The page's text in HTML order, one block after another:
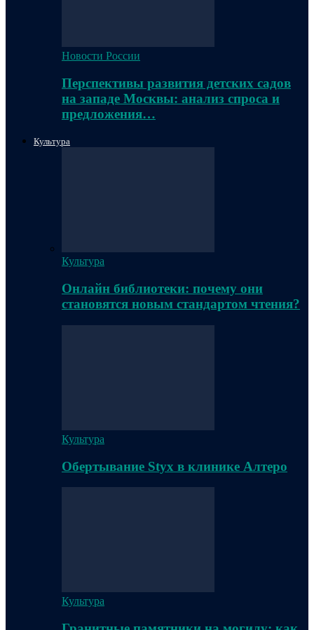
Новости России
Перспективы развития детских садов
на западе Москвы: анализ спроса и
предложения…
Культура
Культура
Онлайн библиотеки: почему они
становятся новым стандартом чтения?
Культура
Обертывание Styx в клинике Алтеро
Культура